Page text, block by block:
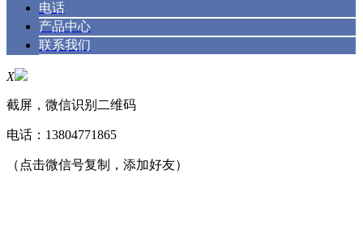
电话
产品中心
联系我们
X
截屏，微信识别二维码
电话： 13804771865
（点击微信号复制，添加好友）